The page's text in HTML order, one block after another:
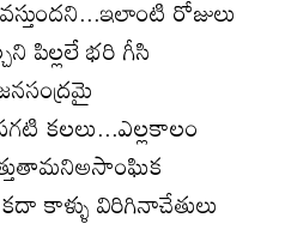
రోజులు
పిల్లలే భరి గీసి
కలలు...ఎల్లకాలం
కాళ్ళు విరిగినాచేతులు